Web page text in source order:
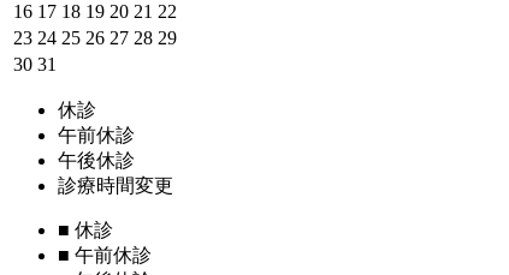
16 17 18 19 20 21 22
23 24 25 26 27 28 29
30 31
休診
午前休診
午後休診
診療時間変更
■ 休診
■ 午前休診